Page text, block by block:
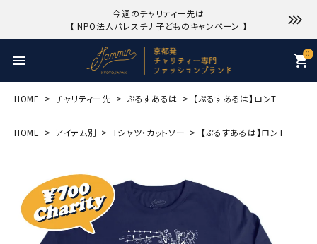
今週のチャリティー先は
【 NPO法人パレスチナ子どものキャンペーン 】
menu 0
shopping_cart
HOME チャリティー先 ぷるすあるは 【ぷるすあるは】ロンT
HOME アイテム別 Tシャツ・カットソー 【ぷるすあるは】ロンT